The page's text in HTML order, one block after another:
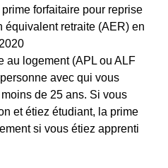
forfaitaire pour reprise
équivalent retraite (AER) en
au logement (APL ou ALF
avec qui vous
de 25 ans. Si vous
et étiez étudiant, la prime
si vous étiez apprenti